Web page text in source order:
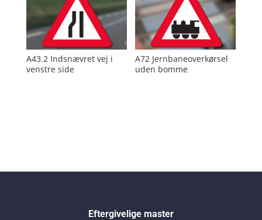
A43.2 Indsnævret vej i
venstre side
A72 Jernbaneoverkørsel
uden bomme
Eftergivelige master